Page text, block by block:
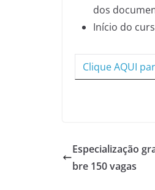
dos
Início do
Clique AQUI
Especialização
bre 150 vagas